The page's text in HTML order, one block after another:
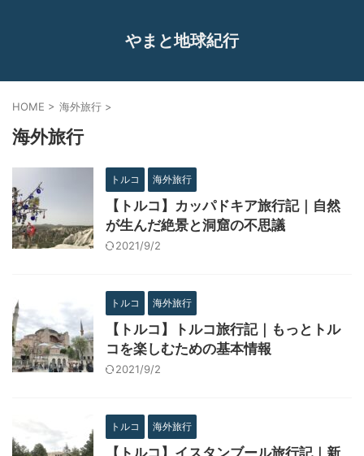
やまと地球紀行
HOME > 海外旅行 >
海外旅行
トルコ 海外旅行
【トルコ】カッパドキア旅行記｜自然
が生んだ絶景と洞窟の不思議
2021/9/2
トルコ 海外旅行
【トルコ】トルコ旅行記｜もっとトル
コを楽しむための基本情報
2021/9/2
トルコ 海外旅行
【トルコ】イスタンブール旅行記｜新